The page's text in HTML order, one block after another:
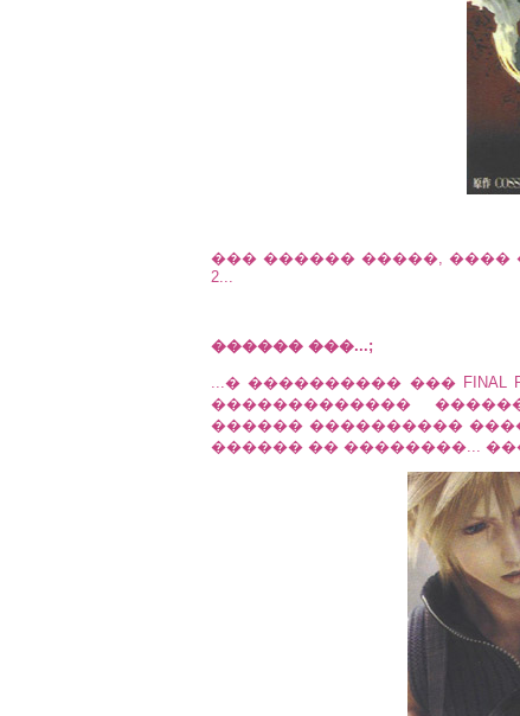
��� ������ �����,
2...
������ ���...;
...� ���������� ��� FINAL
�������������
������ ����������
������ �� ��������... ���